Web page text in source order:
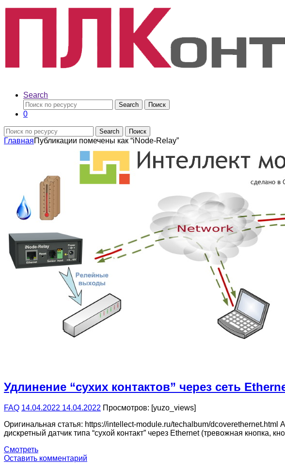
Search
Search Поиск
0
Search Поиск
ГлавнаяПубликации помечены как “iNode-Relay”
Удлинение “сухих контактов” через сеть
FAQ 14.04.2022 14.04.2022 Просмотров: [yuzo_views]
Оригинальная статья: https://intellect-module.ru/techalbum/dcoverethernet.html
дискретный датчик типа “сухой контакт” через Ethernet (тревожная кнопка,
Смотреть
Оставить комментарий